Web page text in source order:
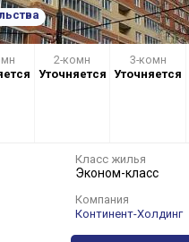
2-комн
Уточняется
3-комн
Уточняется
Класс жилья
Эконом-класс
Компания
Континент-Холдинг